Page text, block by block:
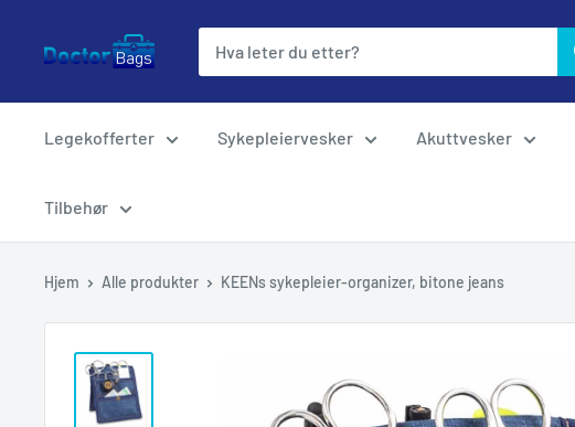
Legekofferter Sykepleiervesker Akuttvesker
Tilbehør
Hjem Alle produkter KEENs sykepleier-organizer, bitone jeans